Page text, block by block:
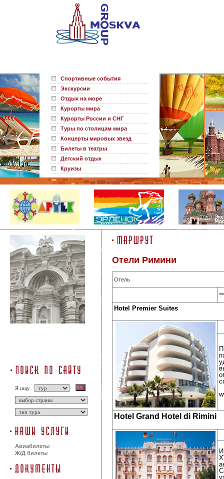
Спортивные события
Экскурсии
Отдых на море
Курорты мира
Курорты России и СНГ
Туры по столицам мира
Концерты мировых звезд
Билеты в театры
Детский отдых
Круизы
Я ищу
Авиабилеты
Ж/Д билеты
Отели Римини
Отель
Hotel Premier Suites
Hotel Grand Hotel di Rimini